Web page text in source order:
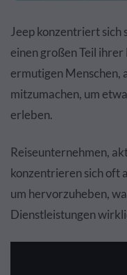
Jeep konzentriert sich
einen großen Teil
ermutigen Menschen,
mitzumachen, um
erleben.
Reiseunternehmen,
konzentrieren sich oft
um hervorzuheben,
Dienstleistungen